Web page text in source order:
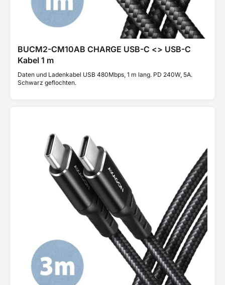
BUCM2-CM10AB CHARGE USB-C <> USB-C
Kabel 1 m
Daten und Ladenkabel USB 480Mbps, 1 m lang. PD 240W, 5A.
Schwarz geflochten.